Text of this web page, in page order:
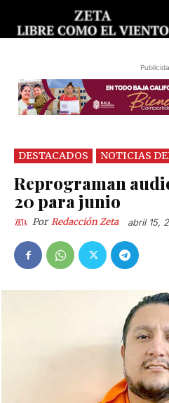
DESTACADOS NOTICIAS
Reprograman
20 para junio
Por Redacción Zeta abril 15,